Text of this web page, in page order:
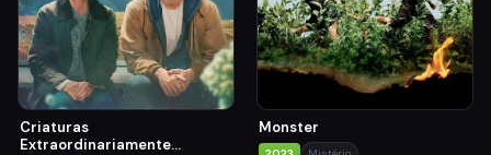
Criaturas
Extraordinariamente
Monster